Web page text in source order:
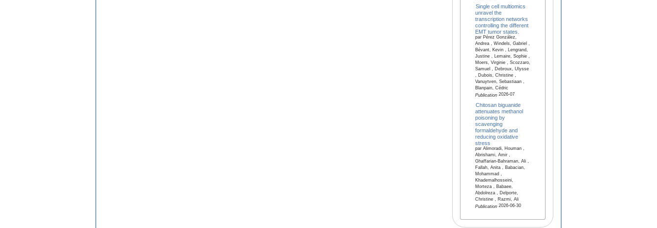
Single cell multiomics
unravel the
transcription networks
controlling the different
EMT tumor states.
par Pérez González,
Andrea , Windels, Gabriel ,
Bévant, Kevin , Lengrand,
Justine , Lemaire, Sophie ,
Moers, Virginie , Scozzaro,
Samuel , Debroux, Ulysse
, Dubois, Christine ,
Vanuytven, Sebastiaan ,
Blanpain, Cédric
Publication2026-07
Chitosan biguanide
attenuates methanol
poisoning by
scavenging
formaldehyde and
reducing oxidative
stress
par Alimoradi, Houman ,
Abrishami, Amir ,
Ghaffarian-Bahraman, Ali ,
Fallah, Anita , Babacian,
Mohammad ,
Khademalhosseini,
Morteza , Babaee,
Abdolreza , Delporte,
Christine , Razmi, Ali
Publication2026-06-30